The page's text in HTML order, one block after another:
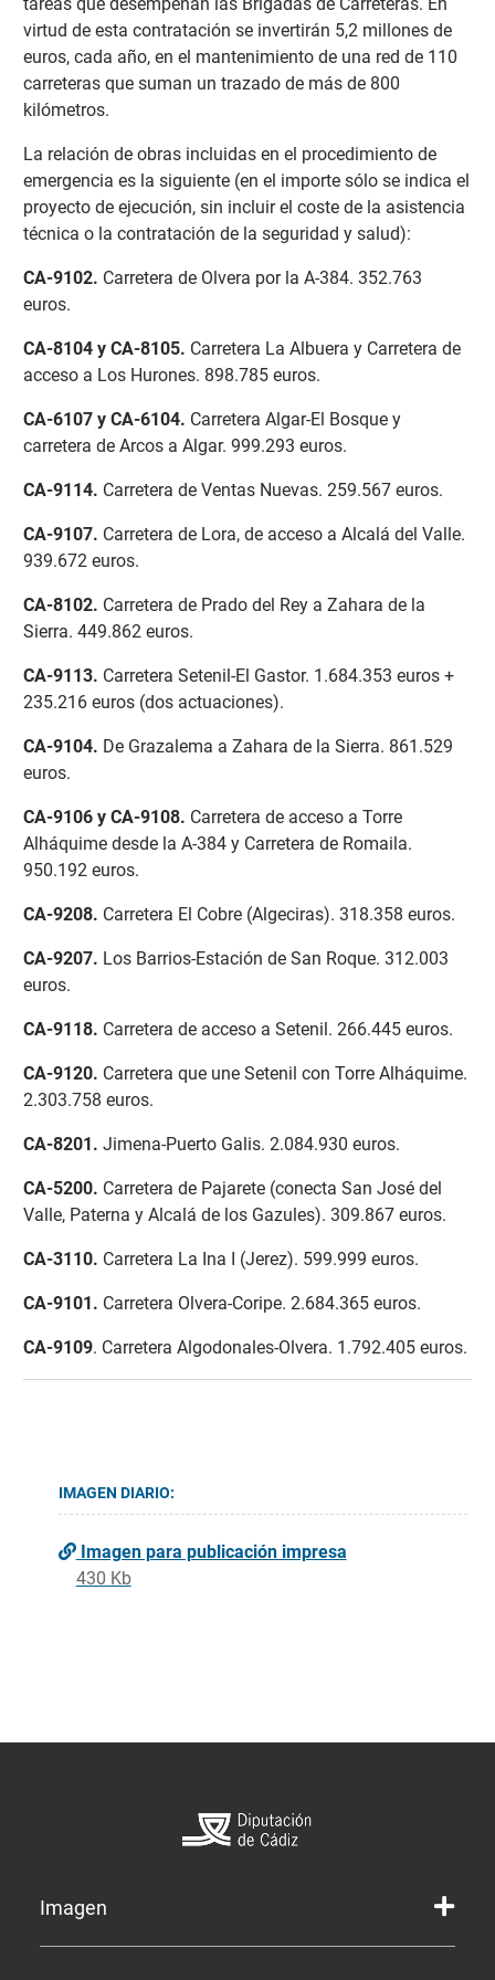
virtud de esta contratación se invertirán 5,2 millones de
euros, cada año, en el mantenimiento de una red de 110
carreteras que suman un trazado de más de 800
kilómetros.
La relación de obras incluidas en el procedimiento de
emergencia es la siguiente (en el importe sólo se indica el
proyecto de ejecución, sin incluir el coste de la asistencia
técnica o la contratación de la seguridad y salud):
CA-9102. Carretera de Olvera por la A-384. 352.763
euros.
CA-8104 y CA-8105. Carretera La Albuera y Carretera de
acceso a Los Hurones. 898.785 euros.
CA-6107 y CA-6104. Carretera Algar-El Bosque y
carretera de Arcos a Algar. 999.293 euros.
CA-9114. Carretera de Ventas Nuevas. 259.567 euros.
CA-9107. Carretera de Lora, de acceso a Alcalá del Valle.
939.672 euros.
CA-8102. Carretera de Prado del Rey a Zahara de la
Sierra. 449.862 euros.
CA-9113. Carretera Setenil-El Gastor. 1.684.353 euros +
235.216 euros (dos actuaciones).
CA-9104. De Grazalema a Zahara de la Sierra. 861.529
euros.
CA-9106 y CA-9108. Carretera de acceso a Torre
Alháquime desde la A-384 y Carretera de Romaila.
950.192 euros.
CA-9208. Carretera El Cobre (Algeciras). 318.358 euros.
CA-9207. Los Barrios-Estación de San Roque. 312.003
euros.
CA-9118. Carretera de acceso a Setenil. 266.445 euros.
CA-9120. Carretera que une Setenil con Torre Alháquime.
2.303.758 euros.
CA-8201. Jimena-Puerto Galis. 2.084.930 euros.
CA-5200. Carretera de Pajarete (conecta San José del
Valle, Paterna y Alcalá de los Gazules). 309.867 euros.
CA-3110. Carretera La Ina I (Jerez). 599.999 euros.
CA-9101. Carretera Olvera-Coripe. 2.684.365 euros.
CA-9109. Carretera Algodonales-Olvera. 1.792.405 euros.
IMAGEN DIARIO:
Imagen para publicación impresa
430 Kb
Imagen